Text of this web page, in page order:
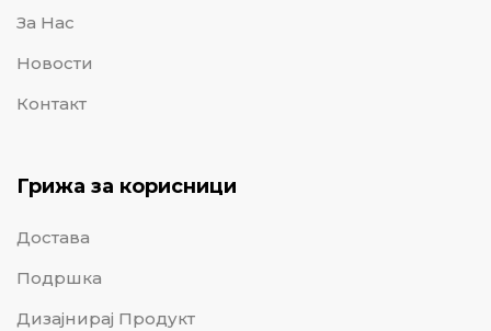
За Нас
Новости
Контакт
Грижа за корисници
Достава
Подршка
Дизајнирај Продукт